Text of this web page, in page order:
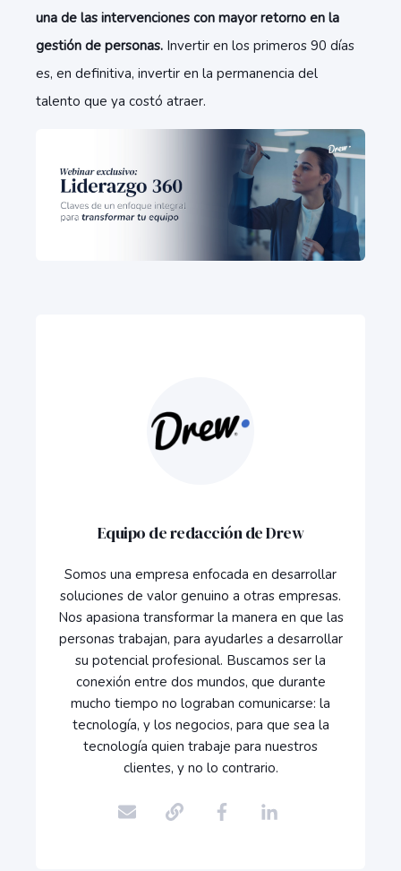
una de las intervenciones con mayor retorno en la
gestión de personas. Invertir en los primeros 90 días
es, en definitiva, invertir en la permanencia del
talento que ya costó atraer.
Equipo de redacción de Drew
Somos una empresa enfocada en desarrollar
soluciones de valor genuino a otras empresas.
Nos apasiona transformar la manera en que las
personas trabajan, para ayudarles a desarrollar
su potencial profesional. Buscamos ser la
conexión entre dos mundos, que durante
mucho tiempo no lograban comunicarse: la
tecnología, y los negocios, para que sea la
tecnología quien trabaje para nuestros
clientes, y no lo contrario.